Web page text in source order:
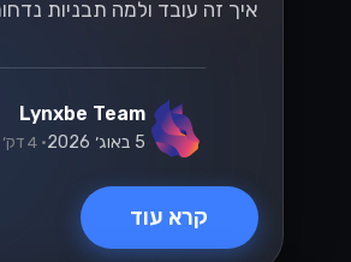
איך זה עובד ולמה תבניות
Lynxbe Team
5 באוג׳ 2026 • 4 דק׳ קריאה
קרא עוד